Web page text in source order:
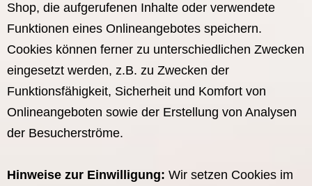
Shop, die aufgerufenen Inhalte oder verwendete
Funktionen eines Onlineangebotes speichern.
Cookies können ferner zu unterschiedlichen Zwecken
eingesetzt werden, z.B. zu Zwecken der
Funktionsfähigkeit, Sicherheit und Komfort von
Onlineangeboten sowie der Erstellung von Analysen
der Besucherströme.
Hinweise zur Einwilligung: Wir setzen Cookies im